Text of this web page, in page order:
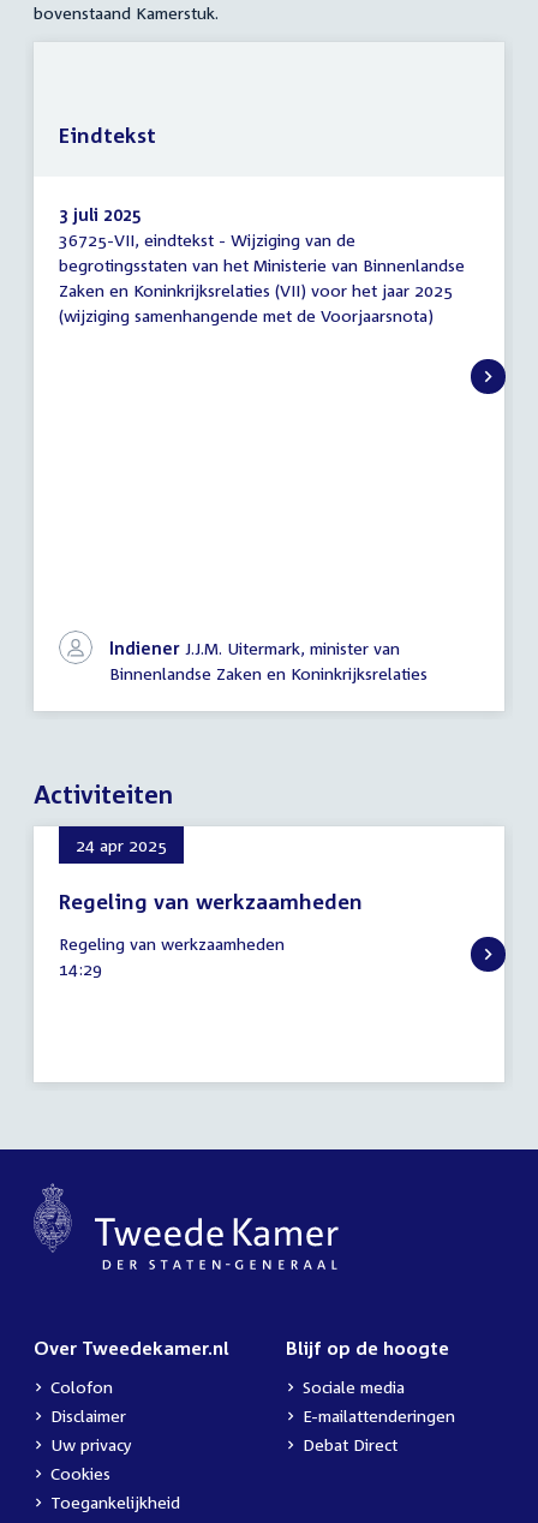
bovenstaand Kamerstuk.
Eindtekst
3 juli 2025
36725-VII, eindtekst - Wijziging van de
begrotingsstaten van het Ministerie van Binnenlandse
Zaken en Koninkrijksrelaties (VII) voor het jaar 2025
(wijziging samenhangende met de Voorjaarsnota)
Indiener J.J.M. Uitermark, minister van
Binnenlandse Zaken en Koninkrijksrelaties
Eindtekst
Activiteiten
24 apr 2025
Regeling van werkzaamheden
april
2025
Regeling van werkzaamheden
Tijd
14:29
Over Tweedekamer.nl
Colofon
Disclaimer
Uw privacy
Cookies
Toegankelijkheid
Blijf op de hoogte
Sociale media
E-mailattenderingen
Debat Direct